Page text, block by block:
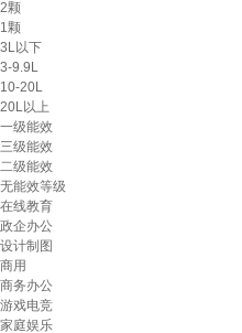
2颗
1颗
3L以下
3-9.9L
10-20L
20L以上
一级能效
三级能效
二级能效
无能效等级
在线教育
政企办公
设计制图
商用
商务办公
游戏电竞
家庭娱乐